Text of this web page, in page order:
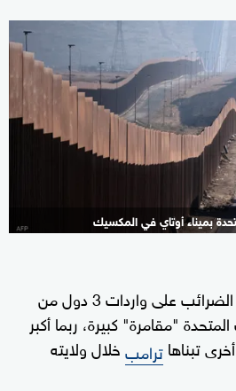
بميناء أوتاي في المكسيك
ويمثل القرار بشأن فرض الضرائب على واردات 3 دول من
المتحدة "مقامرة" كبيرة، ربما أكبر
تبناهاترامبخلال ولايته